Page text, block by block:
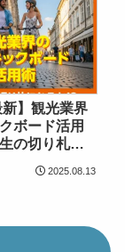
新】観光業界
ボード活用
の切り札に
2025.08.13